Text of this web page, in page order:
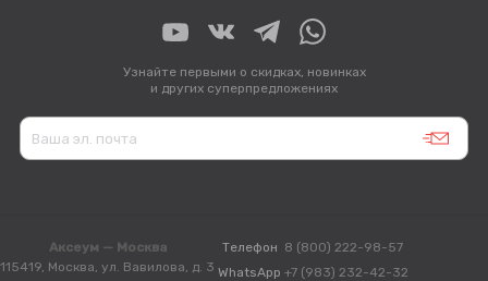
Узнайте первыми о скидках, новинках
и других суперпредложениях
Аксеум — Москва
115419, Москва, ул. Вавилова, д. 3
Телефон 8 (800) 222-98-57
WhatsApp +7 (983) 232-42-32